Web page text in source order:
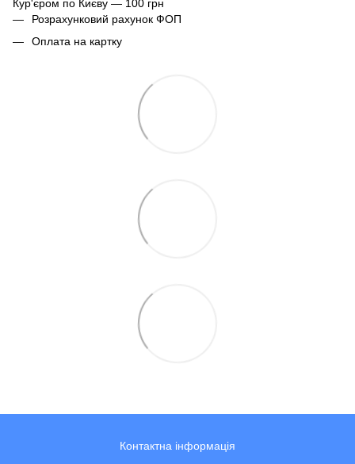
Кур'єром по Києву — 100 грн
Розрахунковий рахунок ФОП
Оплата на картку
Контактна інформація